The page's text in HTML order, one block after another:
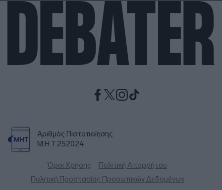
Αριθμός Πιστοποίησης
Μ.Η.Τ.252024
Όροι Χρήσης
Πολιτική Απορρήτου
Πολιτική Προστασίας Προσωπικών Δεδομένων